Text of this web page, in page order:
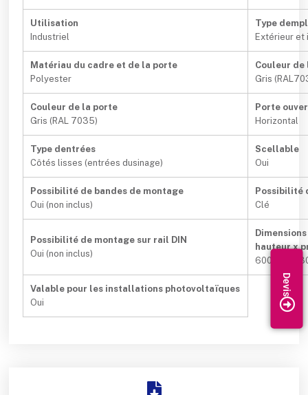
Utilisation
Industriel
Type
Extérieur et
Matériau du cadre et de la porte
Polyester
Couleur de
Gris
Couleur de la porte
Gris (RAL 7035)
Porte
Horizontal
Type dentrées
Côtés lisses (entrées dusinage)
Scellable
Oui
Possibilité de bandes de montage
Oui (non inclus)
Possibilité
Clé
Possibilité de montage sur rail DIN
Oui (non inclus)
hauteur x
Valable pour les installations photovoltaïques
Oui